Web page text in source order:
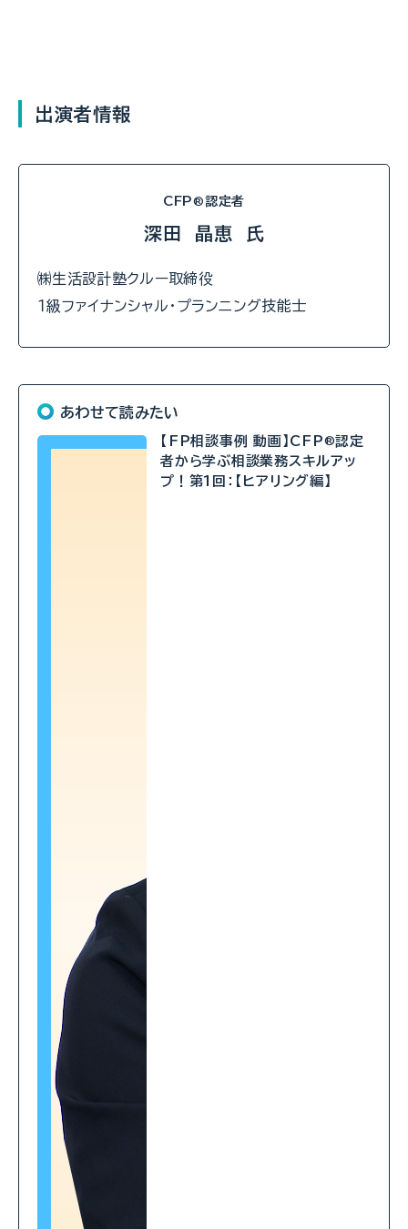
出演者情報
CFP® 認定者
深田 晶恵 氏
㈱生活設計塾クルー取締役
１級ファイナンシャル・プランニング技能士
あわせて読みたい
【FP相談事例 動画】CFP ®認定
者から学ぶ相談業務スキルアッ
プ！第1回：【ヒアリング編】